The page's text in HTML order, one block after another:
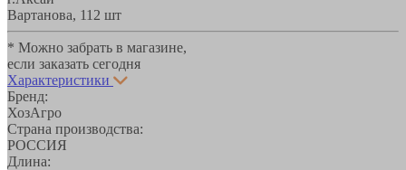
Вартанова, 11 2 шт
* Можно забрать в магазине,
если заказать сегодня
Характеристики
Бренд:
ХозАгро
Страна производства:
РОССИЯ
Длина: